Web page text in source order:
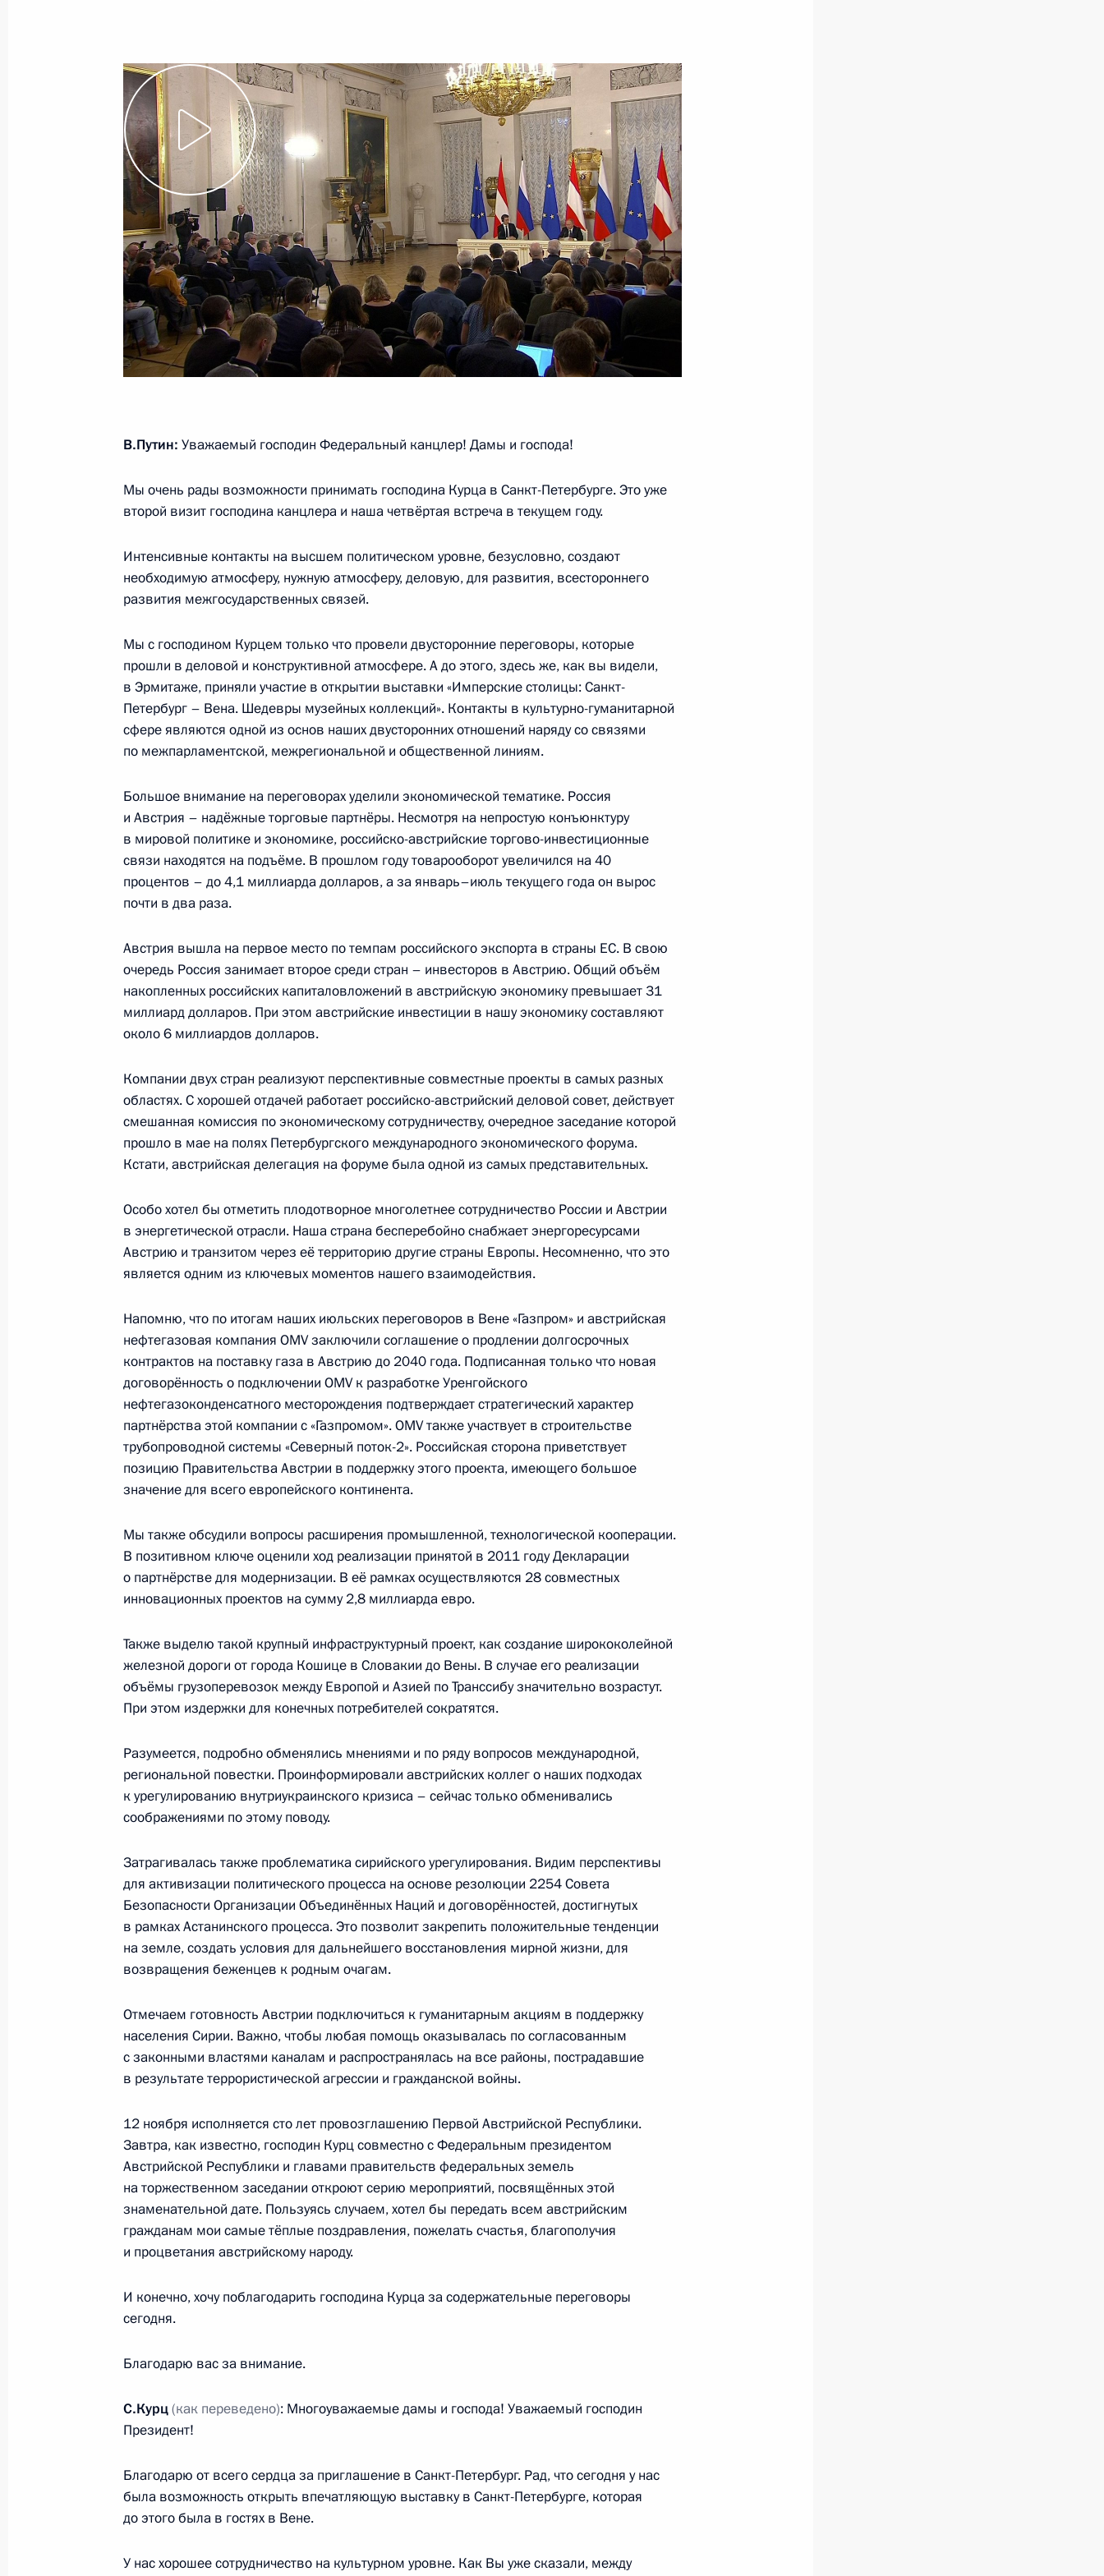
5 декабря 2018 года, среда
Ответы на вопросы журналистов
5 декабря 2018 года, 14:40 Москва
2 6м
2 декабря 2018 года, воскресенье
Заявления для прессы по итогам переговоров с Президентом
Аргентины Маурисио Макри
2 декабря 2018 года, 03:10 Буэнос-Айрес
1 11м
Ответы на вопросы российских журналистов
27 октября 2018 года, суббота
Пресс-конференция по итогам встречи лидеров России, Турции,
Германии и Франции
27 октября 2018 года, 20:30 Стамбул
24 октября 2018 года, среда
Пресс-конференция по итогам российско-итальянских
24 октября 2018 года, 19:15 Москва, Кремль
19 октября 2018 года, пятница
Заявления для прессы по итогам российско-узбекистанских
19 октября 2018 года, 11:20 Ташкент
17 октября 2018 года, среда
Заявления для прессы по итогам переговоров с Президентом
Египта Абдельфаттахом Сиси
17 октября 2018 года, 16:00 Сочи
5 октября 2018 года, пятница
Заявления для прессы по итогам российско-индийских
переговоров
5 октября 2018 года, 12:20
3 октября 2018 года, среда
Пресс-конференция по итогам переговоров с Федеральным
канцлером Австрии Себастианом Курцем
3 октября 2018 года, 22:00 Санкт-Петербург
Пресс-конференция по итогам российско-венгерских
переговоров
18 сентября 2018 года, 16:00 Москва, Кремль
17 сентября 2018 года, понедельник
Заявления для прессы по итогам российско-турецких
17 сентября 2018 года, 19:40 Сочи
Заявления для прессы по итогам переговоров с Председателем
КНР Си Цзиньпином
11 сентября 2018 года, 13:10 Владивосток
10 сентября 2018 года, понедельник
Заявления для прессы по итогам российско-японских
переговоров
10 сентября 2018 года, 15:15 Владивосток
7 сентября 2018 года, пятница
Пресс-конференция по итогам встречи с Президентом Ирана
Хасаном Рухани и Президентом Турции Реджепом Тайипом
Эрдоганом
переговоров
6 сентября 2018 года, 15:45
1 сентября 2018 года, суббота
Азербайджана Ильхамом Алиевым
В.Путин: Уважаемый господин Федеральный канцлер! Дамы и господа!
Мы очень рады возможности принимать господина Курца в Санкт-Петербурге. Это уже
второй визит господина канцлера и наша четвёртая встреча в текущем году.
Интенсивные контакты на высшем политическом уровне, безусловно, создают
необходимую атмосферу, нужную атмосферу, деловую, для развития, всестороннего
развития межгосударственных связей.
Мы с господином Курцем только что провели двусторонние переговоры, которые
прошли в деловой и конструктивной атмосфере. А до этого, здесь же, как вы видели,
в Эрмитаже, приняли участие в открытии выставки «Имперские столицы: Санкт-
Петербург – Вена. Шедевры музейных коллекций». Контакты в культурно-гуманитарной
сфере являются одной из основ наших двусторонних отношений наряду со связями
по межпарламентской, межрегиональной и общественной линиям.
Большое внимание на переговорах уделили экономической тематике. Россия
и Австрия – надёжные торговые партнёры. Несмотря на непростую конъюнктуру
в мировой политике и экономике, российско-австрийские торгово-инвестиционные
связи находятся на подъёме. В прошлом году товарооборот увеличился на 40
процентов – до 4,1 миллиарда долларов, а за январь–июль текущего года он вырос
почти в два раза.
Австрия вышла на первое место по темпам российского экспорта в страны ЕС. В свою
очередь Россия занимает второе среди стран – инвесторов в Австрию. Общий объём
накопленных российских капиталовложений в австрийскую экономику превышает 31
миллиард долларов. При этом австрийские инвестиции в нашу экономику составляют
около 6 миллиардов долларов.
Компании двух стран реализуют перспективные совместные проекты в самых разных
областях. С хорошей отдачей работает российско-австрийский деловой совет, действует
смешанная комиссия по экономическому сотрудничеству, очередное заседание которой
прошло в мае на полях Петербургского международного экономического форума.
Кстати, австрийская делегация на форуме была одной из самых представительных.
Особо хотел бы отметить плодотворное многолетнее сотрудничество России и Австрии
в энергетической отрасли. Наша страна бесперебойно снабжает энергоресурсами
Австрию и транзитом через её территорию другие страны Европы. Несомненно, что это
является одним из ключевых моментов нашего взаимодействия.
Напомню, что по итогам наших июльских переговоров в Вене «Газпром» и австрийская
нефтегазовая компания OMV заключили соглашение о продлении долгосрочных
контрактов на поставку газа в Австрию до 2040 года. Подписанная только что новая
договорённость о подключении OMV к разработке Уренгойского
нефтегазоконденсатного месторождения подтверждает стратегический характер
партнёрства этой компании с «Газпромом». OMV также участвует в строительстве
трубопроводной системы «Северный поток-2». Российская сторона приветствует
позицию Правительства Австрии в поддержку этого проекта, имеющего большое
значение для всего европейского континента.
Мы также обсудили вопросы расширения промышленной, технологической кооперации.
В позитивном ключе оценили ход реализации принятой в 2011 году Декларации
о партнёрстве для модернизации. В её рамках осуществляются 28 совместных
инновационных проектов на сумму 2,8 миллиарда евро.
Также выделю такой крупный инфраструктурный проект, как создание ширококолейной
железной дороги от города Кошице в Словакии до Вены. В случае его реализации
объёмы грузоперевозок между Европой и Азией по Транссибу значительно возрастут.
При этом издержки для конечных потребителей сократятся.
Разумеется, подробно обменялись мнениями и по ряду вопросов международной,
региональной повестки. Проинформировали австрийских коллег о наших подходах
к урегулированию внутриукраинского кризиса – сейчас только обменивались
соображениями по этому поводу.
Затрагивалась также проблематика сирийского урегулирования. Видим перспективы
для активизации политического процесса на основе резолюции 2254 Совета
Безопасности Организации Объединённых Наций и договорённостей, достигнутых
в рамках Астанинского процесса. Это позволит закрепить положительные тенденции
на земле, создать условия для дальнейшего восстановления мирной жизни, для
возвращения беженцев к родным очагам.
Отмечаем готовность Австрии подключиться к гуманитарным акциям в поддержку
населения Сирии. Важно, чтобы любая помощь оказывалась по согласованным
с законными властями каналам и распространялась на все районы, пострадавшие
в результате террористической агрессии и гражданской войны.
12 ноября исполняется сто лет провозглашению Первой Австрийской Республики.
Завтра, как известно, господин Курц совместно с Федеральным президентом
Австрийской Республики и главами правительств федеральных земель
на торжественном заседании откроют серию мероприятий, посвящённых этой
знаменательной дате. Пользуясь случаем, хотел бы передать всем австрийским
гражданам мои самые тёплые поздравления, пожелать счастья, благополучия
и процветания австрийскому народу.
И конечно, хочу поблагодарить господина Курца за содержательные переговоры
сегодня.
Благодарю вас за внимание.
С.Курц(как переведено): Многоуважаемые дамы и господа! Уважаемый господин
Президент!
Благодарю от всего сердца за приглашение в Санкт-Петербург. Рад, что сегодня у нас
была возможность открыть впечатляющую выставку в Санкт-Петербурге, которая
до этого была в гостях в Вене.
У нас хорошее сотрудничество на культурном уровне. Как Вы уже сказали, между